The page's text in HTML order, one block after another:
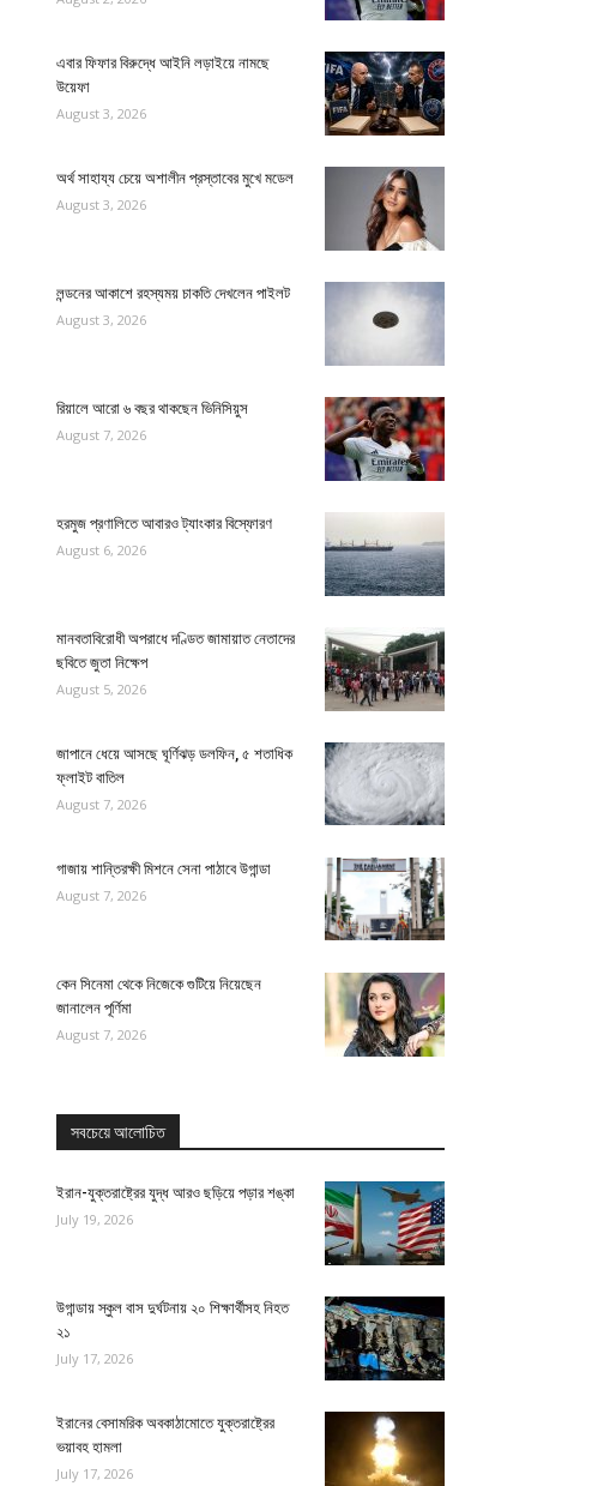
এবার ফিফার বিরুদ্ধে আইনি লড়াইয়ে নামছে
উয়েফা
August 3, 2026
অর্থ সাহায্য চেয়ে অশালীন প্রস্তাবের মুখে মডেল
August 3, 2026
লন্ডনের আকাশে রহস্যময় চাকতি দেখলেন পাইলট
August 3, 2026
রিয়ালে আরো ৬ বছর থাকছেন ভিনিসিয়ুস
August 7, 2026
হরমুজ প্রণালিতে আবারও ট্যাংকার বিস্ফোরণ
August 6, 2026
মানবতাবিরোধী অপরাধে দণ্ডিত জামায়াত নেতাদের
ছবিতে জুতা নিক্ষেপ
August 5, 2026
জাপানে ধেয়ে আসছে ঘূর্ণিঝড় ডলফিন, ৫ শতাধিক
ফ্লাইট বাতিল
August 7, 2026
গাজায় শান্তিরক্ষী মিশনে সেনা পাঠাবে উগান্ডা
August 7, 2026
কেন সিনেমা থেকে নিজেকে গুটিয়ে নিয়েছেন
জানালেন পূর্ণিমা
August 7, 2026
সবচেয়ে আলোচিত
ইরান-যুক্তরাষ্ট্রের যুদ্ধ আরও ছড়িয়ে পড়ার শঙ্কা
July 19, 2026
উগান্ডায় স্কুল বাস দুর্ঘটনায় ২০ শিক্ষার্থীসহ নিহত
২১
July 17, 2026
ইরানের বেসামরিক অবকাঠামোতে যুক্তরাষ্ট্রের
ভয়াবহ হামলা
July 17, 2026